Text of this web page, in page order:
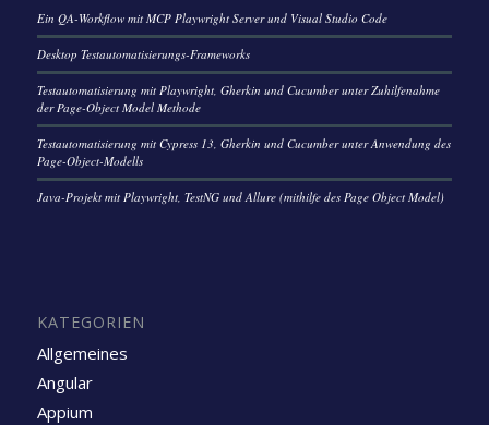
Ein QA-Workflow mit MCP Playwright Server und Visual Studio Code
Desktop Testautomatisierungs-Frameworks
Testautomatisierung mit Playwright, Gherkin und Cucumber unter Zuhilfenahme
der Page-Object Model Methode
Testautomatisierung mit Cypress 13, Gherkin und Cucumber unter Anwendung des
Page-Object-Modells
Java-Projekt mit Playwright, TestNG und Allure (mithilfe des Page Object Model)
KATEGORIEN
Allgemeines
Angular
Appium